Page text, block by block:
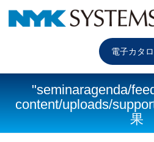
電子カタ
"seminaragenda/
content/uploads/
果